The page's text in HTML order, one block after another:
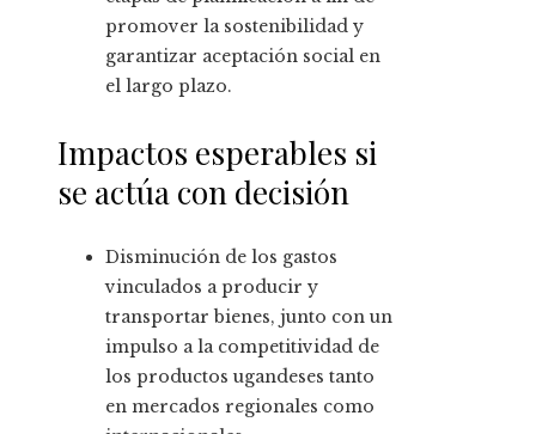
promover la sostenibilidad y
garantizar aceptación social en
el largo plazo.
Impactos esperables si
se actúa con decisión
Disminución de los gastos
vinculados a producir y
transportar bienes, junto con un
impulso a la competitividad de
los productos ugandeses tanto
en mercados regionales como